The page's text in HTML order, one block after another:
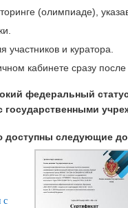
(олимпиаде),
участников и куратора.
кабинете сразу
федеральный
государственными
доступны следующие
с